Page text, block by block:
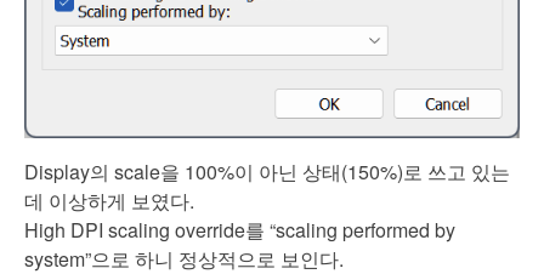
Display의 scale을 100%이 아닌 상태(150%)로 쓰고 있는
데 이상하게 보였다.
High DPI scaling override를 “scaling performed by
system”으로 하니 정상적으로 보인다.